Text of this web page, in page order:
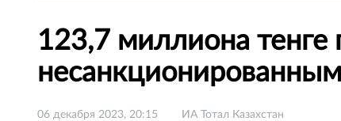
123,7 миллиона тенге
06 декабря 2023, 20:15 ИА Тотал Казахстан